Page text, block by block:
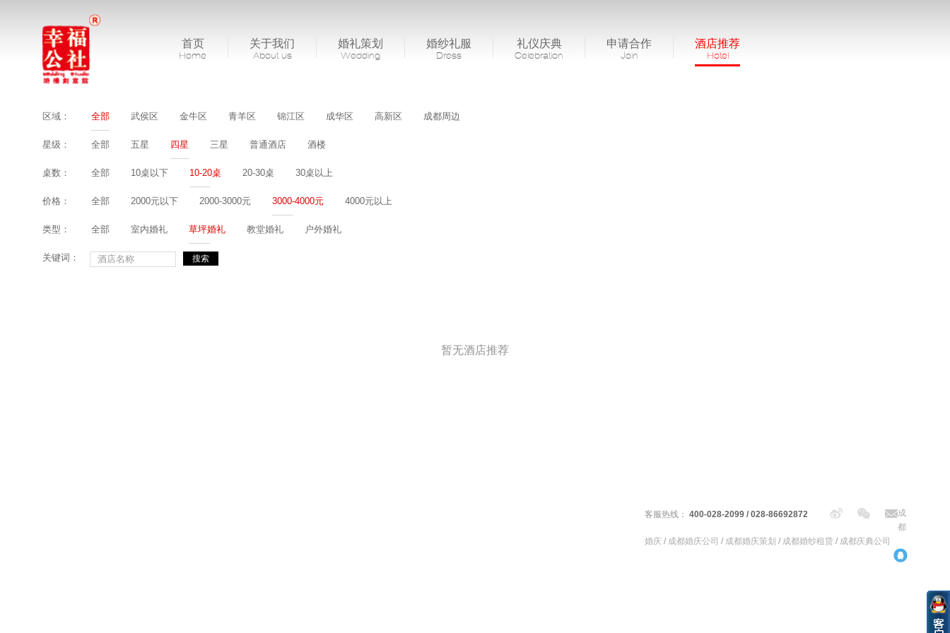
首页
Home
关于我们
About us
婚礼策划
Wedding
婚纱礼服
Dress
礼仪庆典
Celebration
申请合作
Join
酒店推荐
Hotel
区域： 全部 武侯区 金牛区 青羊区 锦江区 成华区 高新区 成都周边
星级： 全部 五星 四星 三星 普通酒店 酒楼
桌数： 全部 10桌以下 10-20桌 20-30桌 30桌以上
价格： 全部 2000元以下 2000-3000元 3000-4000元 4000元以上
类型： 全部 室内婚礼 草坪婚礼 教堂婚礼 户外婚礼
关键词：
暂无酒店推荐
客服热线： 400-028-2099 / 028-86692872
成
都
婚庆 / 成都婚庆公司 / 成都婚庆策划 / 成都婚纱租赁 / 成都庆典公司